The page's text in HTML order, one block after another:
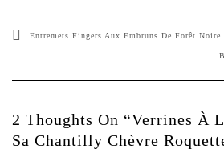
Entremets Fingers Aux Embruns De Forêt Noire
2 Thoughts On “Verrines À
Sa Chantilly Chèvre